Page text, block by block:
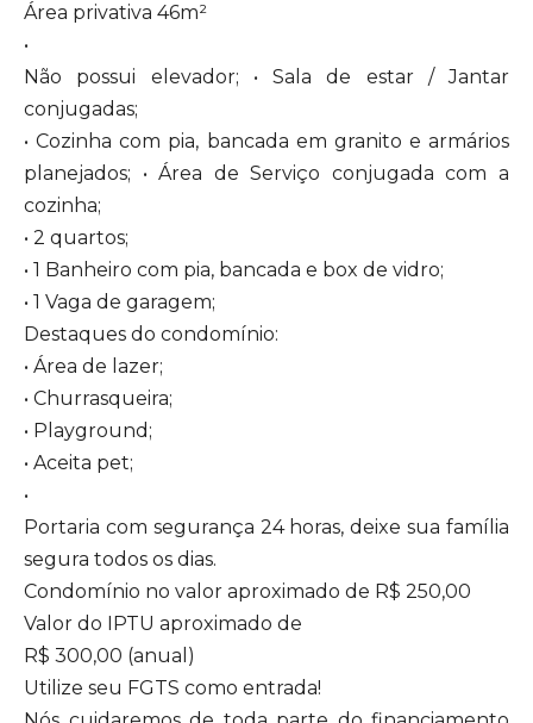
Área privativa 46m²
•
Não possui elevador; • Sala de estar / Jantar
conjugadas;
• Cozinha com pia, bancada em granito e armários
planejados; • Área de Serviço conjugada com a
cozinha;
• 2 quartos;
• 1 Banheiro com pia, bancada e box de vidro;
• 1 Vaga de garagem;
Destaques do condomínio:
• Área de lazer;
• Churrasqueira;
• Playground;
• Aceita pet;
•
Portaria com segurança 24 horas, deixe sua família
segura todos os dias.
Condomínio no valor aproximado de R$ 250,00
Valor do IPTU aproximado de
R$ 300,00 (anual)
Utilize seu FGTS como entrada!